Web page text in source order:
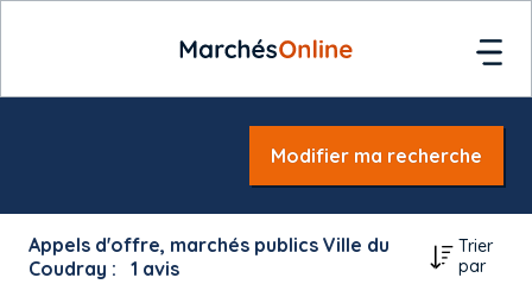
Modifier ma recherche
Appels d'offre, marchés publics Ville du
Coudray :
1 avis
Trier
par